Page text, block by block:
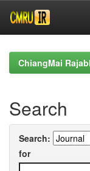
navigationChiangMai
Search
Search:
for